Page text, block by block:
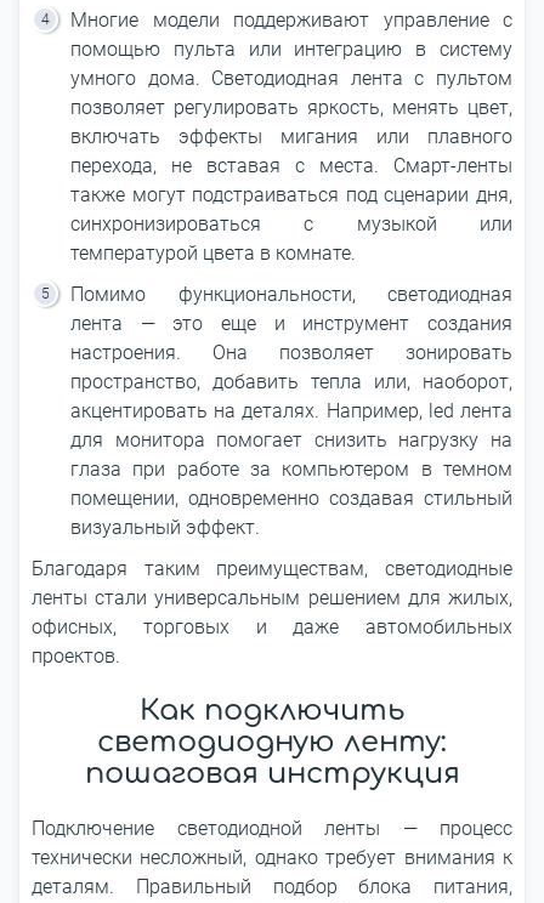
Многие модели поддерживают управление с
помощью пульта или интеграцию в систему
умного дома. Светодиодная лента с пультом
позволяет регулировать яркость, менять цвет,
включать эффекты мигания или плавного
перехода, не вставая с места. Смарт-ленты
также могут подстраиваться под сценарии дня,
синхронизироваться с музыкой или
температурой цвета в комнате.
Помимо функциональности, светодиодная
лента ― это еще и инструмент создания
настроения. Она позволяет зонировать
пространство, добавить тепла или, наоборот,
акцентировать на деталях. Например, led лента
для монитора помогает снизить нагрузку на
глаза при работе за компьютером в темном
помещении, одновременно создавая стильный
визуальный эффект.
Благодаря таким преимуществам, светодиодные
ленты стали универсальным решением для жилых,
офисных, торговых и даже автомобильных
проектов.
Как подключить
светодиодную ленту:
пошаговая инструкция
Подключение светодиодной ленты ― процесс
технически несложный, однако требует внимания к
деталям. Правильный подбор блока питания,